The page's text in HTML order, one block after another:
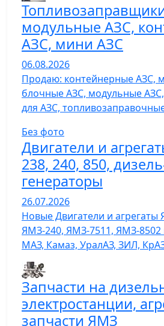
модульные АЗС,
АЗС, мини АЗС
06.08.2026
Продаю: контейнерные АЗС,
блочные АЗС, модульные
для АЗС,
Без фото
Двигатели и
238, 240, 850,
генераторы
26.07.2026
Новые Двигатели и
ЯМЗ-240, ЯМЗ-7511, ЯМЗ-8502
МАЗ, Камаз, УралАЗ, ЗИЛ,
Запчасти на
электростанции,
запчасти ЯМЗ